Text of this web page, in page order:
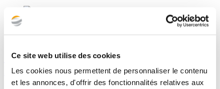
Ce site web utilise des cookies
Les cookies nous permettent de personnaliser le contenu
et les annonces, d'offrir des fonctionnalités relatives aux
Management
Superviseur en Sites et Sols Pollués F/H -
Nanterre